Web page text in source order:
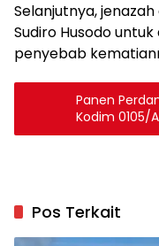
Selanjutnya,
Sudiro Husodo
penyebab
Panen
Kodim 0105/
Solusi
Pos Terkait